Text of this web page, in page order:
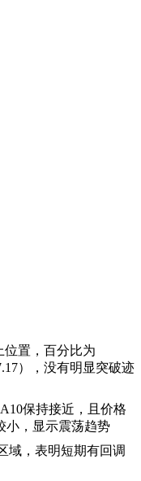
位置，百分比为
），没有明显突破迹
保持接近，且价格
小，显示震荡趋势
域，表明短期有回调